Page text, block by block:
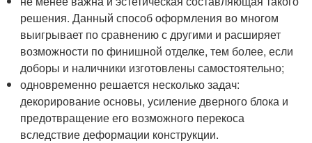
решения. Данный способ оформления во многом
выигрывает по сравнению с другими и расширяет
возможности по финишной отделке, тем более, если
доборы и наличники изготовлены самостоятельно;
одновременно решается несколько задач:
декорирование основы, усиление дверного блока и
предотвращение его возможного перекоса
вследствие деформации конструкции.